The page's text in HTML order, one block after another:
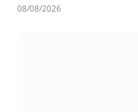
08/08/2026